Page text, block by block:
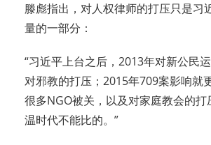
滕彪指出，对人权律师的打压只是习
量的一部分：
“习近平上台之后，2013年对新公民
对邪教的打压；2015年709案影响就
很多NGO被关，以及对家庭教会的打
温时代不能比的。”